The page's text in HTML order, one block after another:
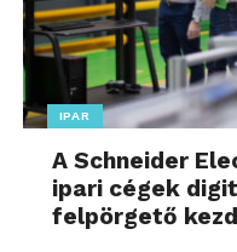
IPAR
A Schneider
ipari cégek
felpörgető